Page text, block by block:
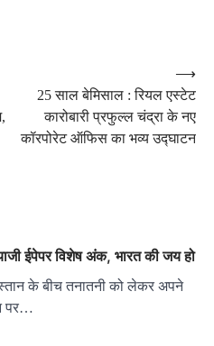
25 साल बेमिसाल : रियल एस्टेट
कारोबारी प्रफुल्ल चंद्रा के नए
कॉरपोरेट ऑफिस का भव्य उद्घाटन
⟶
ईपेपर विशेष अंक, भारत की जय हो
के बीच तनातनी को लेकर अपने
पर…